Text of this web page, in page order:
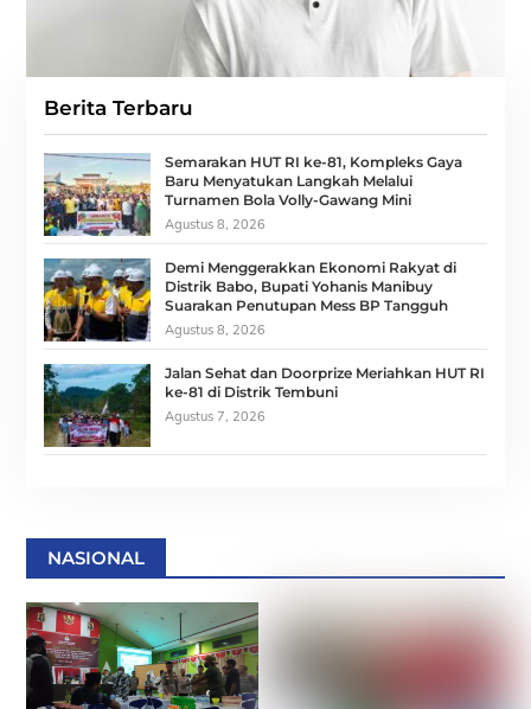
Berita Terbaru
Semarakan HUT RI ke-81, Kompleks Gaya
Baru Menyatukan Langkah Melalui
Turnamen Bola Volly-Gawang Mini
Agustus 8, 2026
Demi Menggerakkan Ekonomi Rakyat di
Distrik Babo, Bupati Yohanis Manibuy
Suarakan Penutupan Mess BP Tangguh
Agustus 8, 2026
Jalan Sehat dan Doorprize Meriahkan HUT RI
ke-81 di Distrik Tembuni
Agustus 7, 2026
NASIONAL